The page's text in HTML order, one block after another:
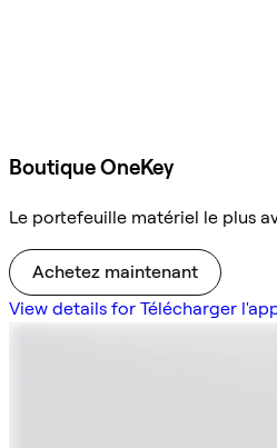
Boutique OneKey
Le portefeuille matériel le plus
Achetez maintenant
View details for Télécharger